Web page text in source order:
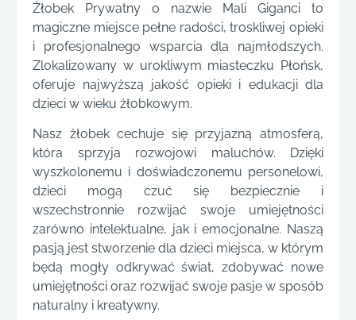
Żłobek Prywatny o nazwie Mali Giganci to
magiczne miejsce pełne radości, troskliwej opieki
i profesjonalnego wsparcia dla najmłodszych.
Zlokalizowany w urokliwym miasteczku Płońsk,
oferuje najwyższą jakość opieki i edukacji dla
dzieci w wieku żłobkowym.
Nasz żłobek cechuje się przyjazną atmosferą,
która sprzyja rozwojowi maluchów. Dzięki
wyszkolonemu i doświadczonemu personelowi,
dzieci mogą czuć się bezpiecznie i
wszechstronnie rozwijać swoje umiejętności
zarówno intelektualne, jak i emocjonalne. Naszą
pasją jest stworzenie dla dzieci miejsca, w którym
będą mogły odkrywać świat, zdobywać nowe
umiejętności oraz rozwijać swoje pasje w sposób
naturalny i kreatywny.